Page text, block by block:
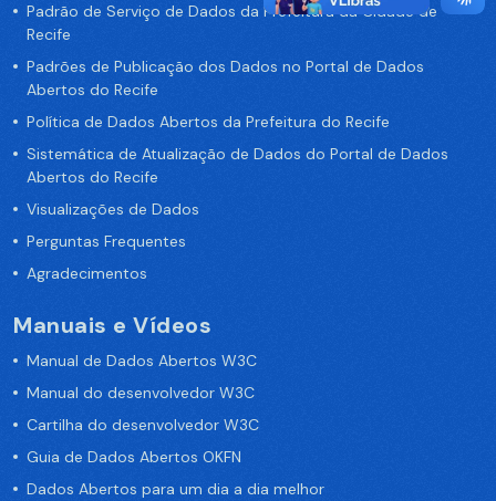
Padrão de Serviço de Dados da Prefeitura da Cidade de
Recife
Padrões de Publicação dos Dados no Portal de Dados
Abertos do Recife
Política de Dados Abertos da Prefeitura do Recife
Sistemática de Atualização de Dados do Portal de Dados
Abertos do Recife
Visualizações de Dados
Perguntas Frequentes
Agradecimentos
Manuais e Vídeos
Manual de Dados Abertos W3C
Manual do desenvolvedor W3C
Cartilha do desenvolvedor W3C
Guia de Dados Abertos OKFN
Dados Abertos para um dia a dia melhor